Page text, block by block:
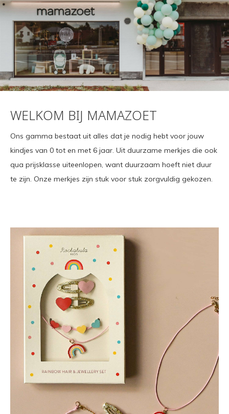
WELKOM BIJ MAMAZOET
Ons gamma bestaat uit alles dat je nodig hebt voor jouw
kindjes van 0 tot en met 6 jaar. Uit duurzame merkjes die ook
qua prijsklasse uiteenlopen, want duurzaam hoeft niet duur
te zijn. Onze merkjes zijn stuk voor stuk zorgvuldig gekozen.